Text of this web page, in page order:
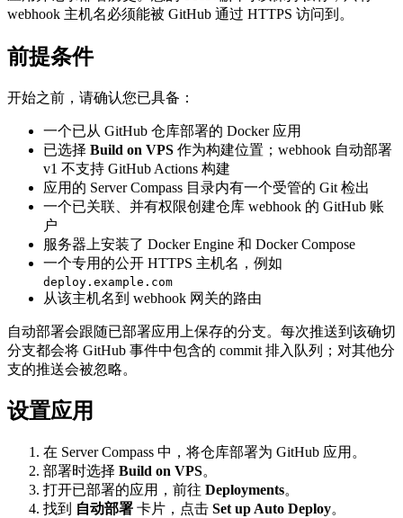
webhook 主机名必须能被 GitHub 通过 HTTPS 访问到。
前提条件
开始之前，请确认您已具备：
一个已从 GitHub 仓库部署的 Docker 应用
已选择 Build on VPS 作为构建位置；webhook 自动部署
v1 不支持 GitHub Actions 构建
应用的 Server Compass 目录内有一个受管的 Git 检出
一个已关联、并有权限创建仓库 webhook 的 GitHub 账
户
服务器上安装了 Docker Engine 和 Docker Compose
一个专用的公开 HTTPS 主机名，例如
deploy.example.com
从该主机名到 webhook 网关的路由
自动部署会跟随已部署应用上保存的分支。每次推送到该确切
分支都会将 GitHub 事件中包含的 commit 排入队列；对其他分
支的推送会被忽略。
设置应用
在 Server Compass 中，将仓库部署为 GitHub 应用。
部署时选择 Build on VPS。
打开已部署的应用，前往 Deployments。
找到 自动部署 卡片，点击 Set up Auto Deploy。